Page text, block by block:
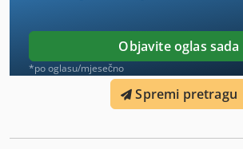
Objavite oglas sada
*po oglasu/mjesečno
Spremi pretragu